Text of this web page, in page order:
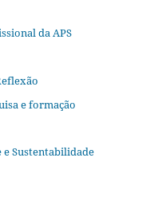
da APS
e formação
e Sustentabilidade